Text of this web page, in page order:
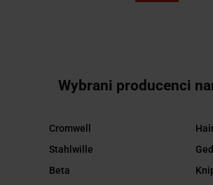
Wybrani producenci
Cromwell
Stahlwille
Beta